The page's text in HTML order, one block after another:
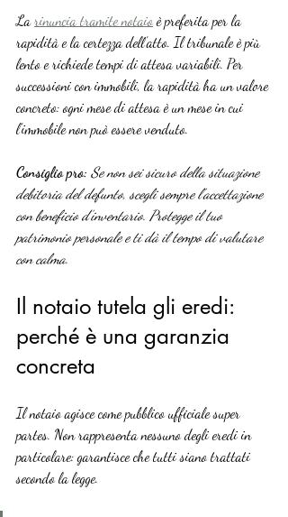
La rinuncia tramite notaio è preferita per la
rapidità e la certezza dell’atto. Il tribunale è più
lento e richiede tempi di attesa variabili. Per
successioni con immobili, la rapidità ha un valore
concreto: ogni mese di attesa è un mese in cui
l’immobile non può essere venduto.
Consiglio pro: Se non sei sicuro della situazione
debitoria del defunto, scegli sempre l’accettazione
con beneficio d’inventario. Protegge il tuo
patrimonio personale e ti dà il tempo di valutare
con calma.
Il notaio tutela gli eredi:
perché è una garanzia
concreta
Il notaio agisce come pubblico ufficiale super
partes. Non rappresenta nessuno degli eredi in
particolare: garantisce che tutti siano trattati
secondo la legge.